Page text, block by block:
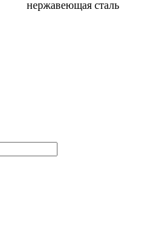
нержавеющая сталь